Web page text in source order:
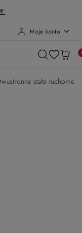
Moje konto
stało ruchome